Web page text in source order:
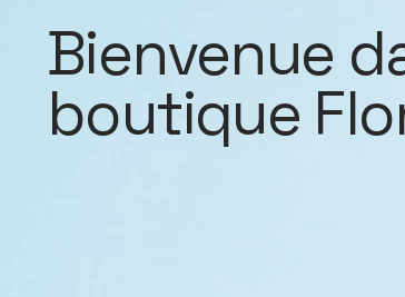
Bienvenue
boutique